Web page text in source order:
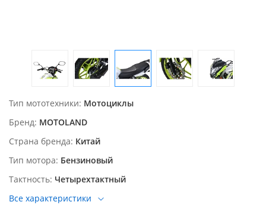
Тип мототехники Мотоциклы
Бренд MOTOLAND
Страна бренда Китай
Тип мотора Бензиновый
Тактность Четырехтактный
Все характеристики